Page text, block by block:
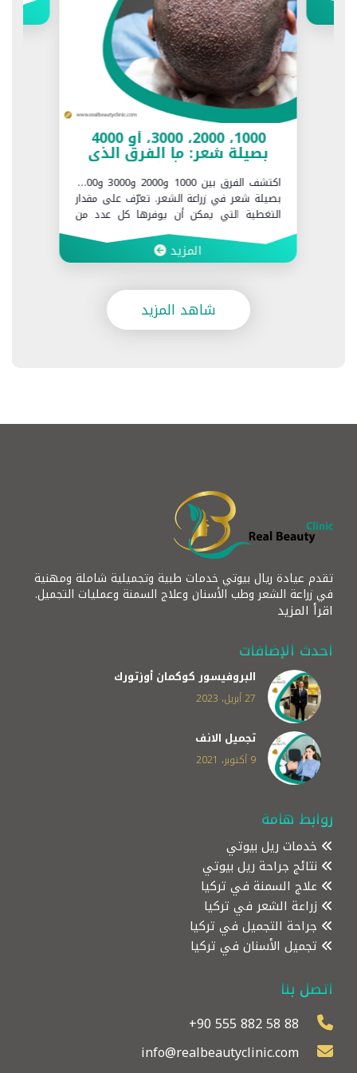
1000، 2000، 3000، أو 4000
بصيلة شعر: ما الفرق الذي
تحدثه؟
اكتشف الفرق بين 1000 و2000 و3000 و4000
بصيلة شعر في زراعة الشعر. تعرّف على مقدار
التغطية التي يمكن أن يوفرها كل عدد من
البصيلات وما العوامل التي تحدد العدد المناسب
لك في Realbeauty Clinic.
المزيد
شاهد المزيد
تقدم عيادة ريال بيوتي خدمات طبية وتجميلية شاملة ومهنية
في زراعة الشعر وطب الأسنان وعلاج السمنة وعمليات التجميل.
اقرأ المزيد
أحدث الإضافات
البروفيسور كوكمان أوزتورك
27 أبريل، 2023
تجميل الانف
9 أكتوبر، 2021
روابط هامة
خدمات ريل بيوتي
نتائج جراحة ريل بيوتي
علاج السمنة في تركيا
زراعة الشعر في تركيا
جراحة التجميل في تركيا
تجميل الأسنان في تركيا
اتصل بنا
+90 555 882 58 88
info@realbeautyclinic.com